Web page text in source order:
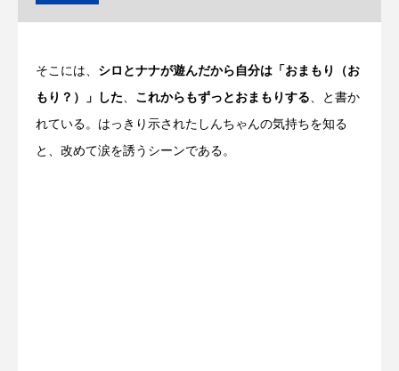
そこには、 シロとナナが遊んだから自分は「おまもり（お
もり？）」した これからもずっとおまもりする 、と書か
れている。はっきり示されたしんちゃんの気持ちを知る
と、改めて涙を誘うシーンである。